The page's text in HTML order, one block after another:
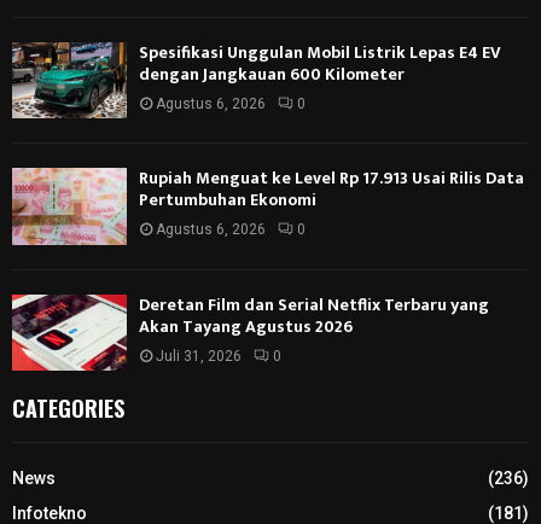
Spesifikasi Unggulan Mobil Listrik Lepas E4 EV
dengan Jangkauan 600 Kilometer
Agustus 6, 2026 0
Rupiah Menguat ke Level Rp 17.913 Usai Rilis Data
Pertumbuhan Ekonomi
Agustus 6, 2026 0
Deretan Film dan Serial Netflix Terbaru yang
Akan Tayang Agustus 2026
Juli 31, 2026 0
CATEGORIES
News
(236)
Infotekno
(181)